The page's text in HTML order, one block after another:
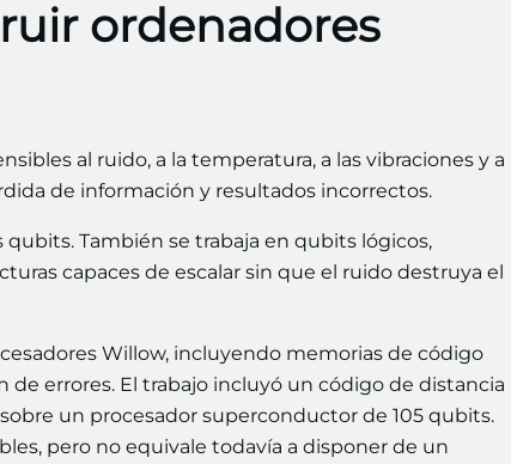
ordenadores
al ruido, a la temperatura, a las vibraciones y a
de información y resultados incorrectos.
También se trabaja en qubits lógicos,
capaces de escalar sin que el ruido destruya el
Willow, incluyendo memorias de código
errores. El trabajo incluyó un código de distancia
un procesador superconductor de 105 qubits.
pero no equivale todavía a disponer de un